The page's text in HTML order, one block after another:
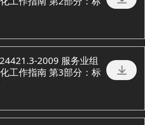
2009 服务业组
工作指南 第3部分：标